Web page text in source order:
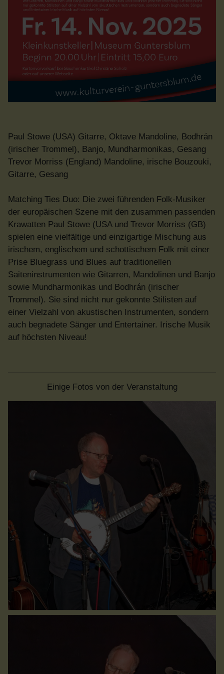
Paul Stowe (USA) Gitarre, Oktave Mandoline, Bodhrán
(irischer Trommel), Banjo, Mundharmonikas, Gesang
Trevor Morriss (England) Mandoline, irische Bouzouki,
Gitarre, Gesang
Matching Ties Duo: Die zwei führenden Folk-Musiker
der europäischen Szene mit den zusammen passenden
Krawatten Paul Stowe (USA und Trevor Morriss (GB)
spielen eine vielfältige und einzigartige Mischung aus
irischem, englischem und schottischem Folk mit einer
Prise Bluegrass und Blues auf traditionellen
Saiteninstrumenten wie Gitarren, Mandolinen und Banjo
sowie Mundharmonikas und Bodhrán (irischer
Trommel). Sie sind nicht nur gekonnte Stilisten auf
einer Vielzahl von akustischen Instrumenten, sondern
auch begnadete Sänger und Entertainer. Irische Musik
auf höchsten Niveau!
Einige Fotos von der Veranstaltung